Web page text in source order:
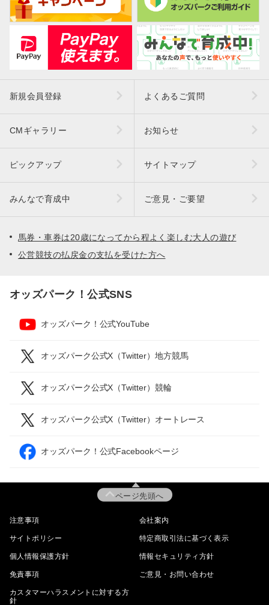
新規会員登録 よくあるご質問
CMギャラリー お知らせ
ピックアップ サイトマップ
みんなで育成中 ご意見・ご要望
馬券・車券は20歳になってから程よく楽しむ大人の遊び
公営競技の払戻金の支払を受けた方へ
オッズパーク！公式SNS
オッズパーク！公式YouTube
オッズパーク公式X（Twitter）地方競馬
オッズパーク公式X（Twitter）競輪
オッズパーク公式X（Twitter）オートレース
オッズパーク！公式Facebookページ
ページ先頭へ
注意事項 会社案内
サイトポリシー 特定商取引法に基づく表示
個人情報保護方針 情報セキュリティ方針
免責事項 ご意見・お問い合わせ
カスタマーハラスメントに対する方
針